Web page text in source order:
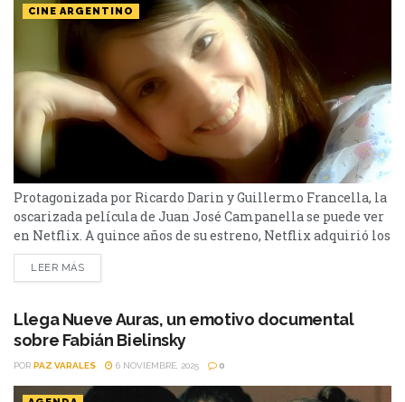
CINE ARGENTINO
Protagonizada por Ricardo Darin y Guillermo Francella, la
oscarizada película de Juan José Campanella se puede ver
en Netflix. A quince años de su estreno, Netflix adquirió los
derechos de la película que supo llevar al cine argentino a
la cima del mundo audiovisual. Se trata de El Secreto de
Soledad Villamil,...
LEER MÁS
Llega Nueve Auras, un emotivo documental
sobre Fabián Bielinsky
POR PAZ VARALES 6 NOVIEMBRE, 2025 0